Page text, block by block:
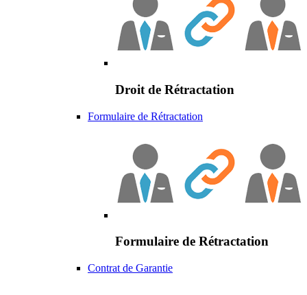
Droit de Rétractation
Formulaire de Rétractation
Formulaire de Rétractation
Contrat de Garantie